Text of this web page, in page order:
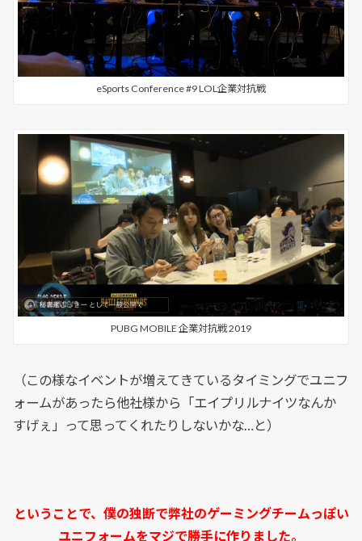
eSports Conference #9 LOL企業対抗戦
PUBG MOBILE 企業対抗戦 2019
（この様なイベントが増えてきているタイミングでユニフ
ォームがあったら他社様から「エイプリルナイツなんか
すげぇ」って思ってくれたりしないかな…と）
ということで、僕の独断で弊社のゲーミングチームっぽい
ユニフォームをマジで勝手に作りました。